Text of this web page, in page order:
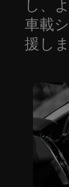
し、
車載
援しま